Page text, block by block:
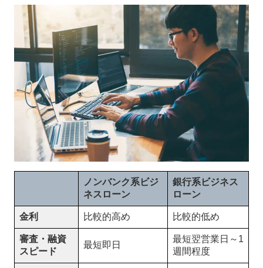
ノンバンク系ビジ
ネスローン
銀行系ビジネス
ローン
金利 比較的高め 比較的低め
審査・融資
スピード
最短即日
最短翌営業日～1
週間程度